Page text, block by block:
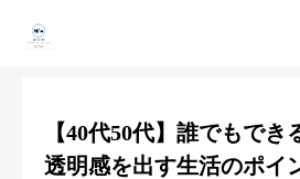
【40代50代】誰でもでき
透明感を出す生活のポイ
WEB予約